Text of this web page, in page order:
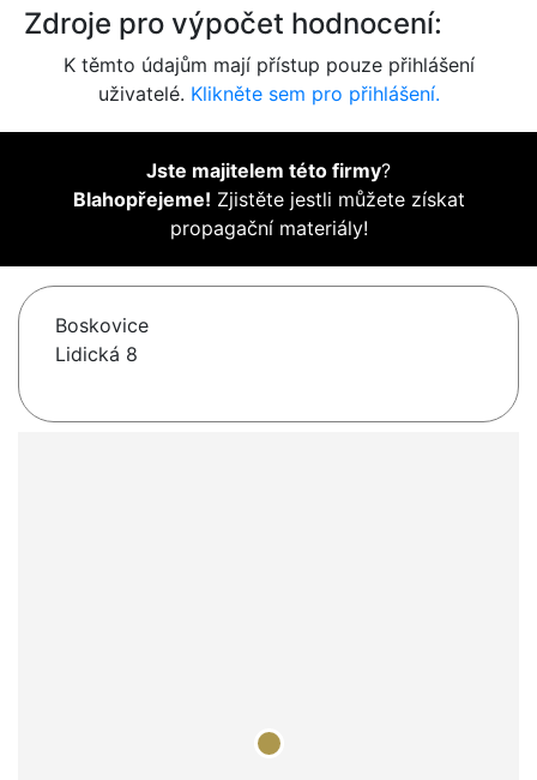
Zdroje pro výpočet hodnocení:
K těmto údajům mají přístup pouze přihlášení
uživatelé. Klikněte sem pro přihlášení.
Jste majitelem této firmy?
Blahopřejeme! Zjistěte jestli můžete získat
propagační materiály!
Boskovice
Lidická 8